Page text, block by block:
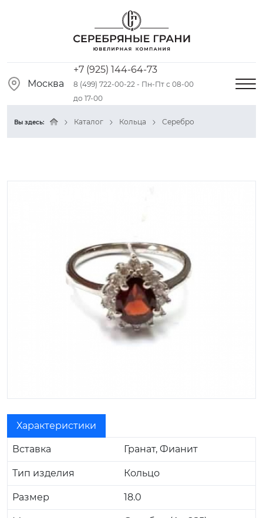
Москва
+7 (925) 144-64-73
8 (499) 722-00-22 - Пн-Пт с 08-00
до 17-00
Вы здесь: Каталог Кольца Серебро
Характеристики
Вставка Гранат, Фианит
Тип изделия Кольцо
Размер 18.0